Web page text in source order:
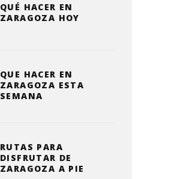
QUÉ HACER EN
ZARAGOZA HOY
QUE HACER EN
ZARAGOZA ESTA
SEMANA
RUTAS PARA
DISFRUTAR DE
ZARAGOZA A PIE